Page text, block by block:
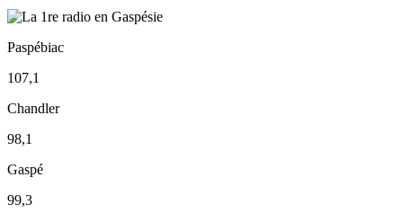
Paspébiac
107,1
Chandler
98,1
Gaspé
99,3